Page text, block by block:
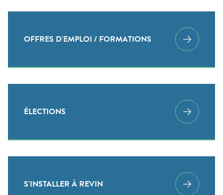
OFFRES D'EMPLOI / FORMATIONS
ÉLECTIONS
S'INSTALLER À REVIN